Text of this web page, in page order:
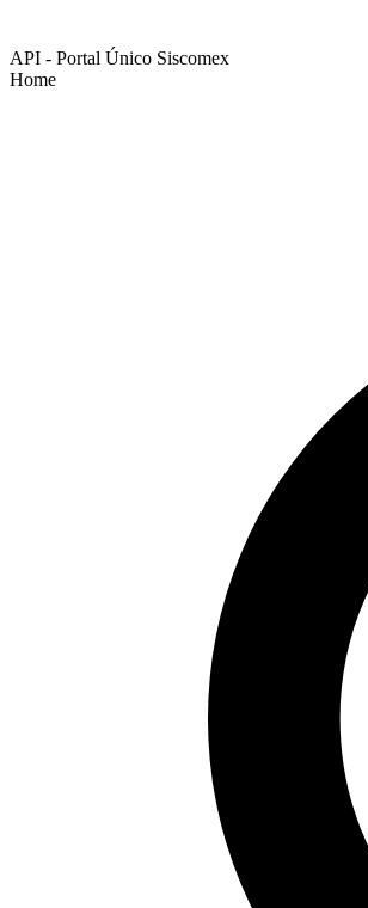
API - Portal Único Siscomex
Home